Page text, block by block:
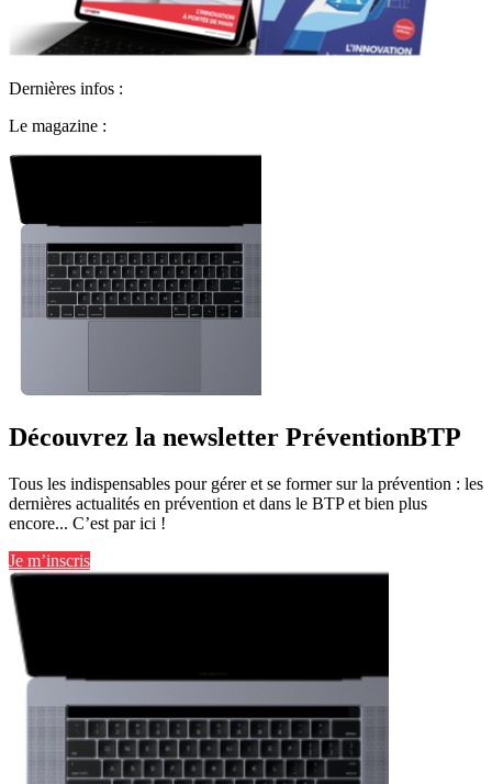
Dernières infos :
Le magazine :
Découvrez la newsletter PréventionBTP
Tous les indispensables pour gérer et se former sur la prévention : les
dernières actualités en prévention et dans le BTP et bien plus
encore... C’est par ici !
Je m’inscris